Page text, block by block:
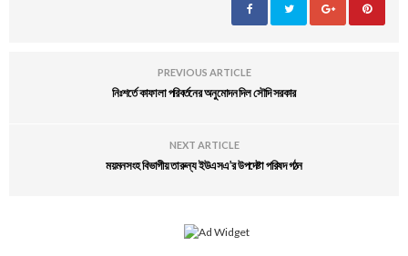
PREVIOUS ARTICLE
নিঃশর্তে কাফালা পরিবর্তনের অনুমোদন দিল সৌদি সরকার
NEXT ARTICLE
ময়মনসংহ বিভাগীয় তারুন্য ইউএসএ’র উপদেষ্টা পরিষদ গঠন